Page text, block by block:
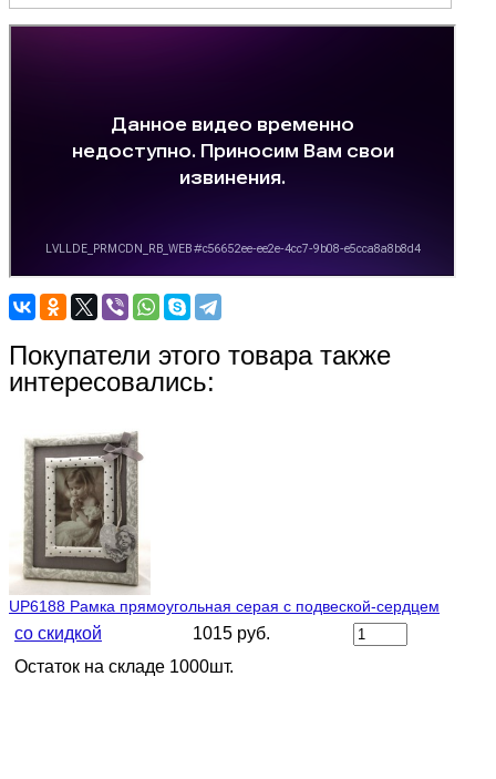
Покупатели этого товара также
интересовались:
UP6188 Рамка прямоугольная серая с подвеской-сердцем
со скидкой
1015 руб.
Остаток на складе 1000шт.